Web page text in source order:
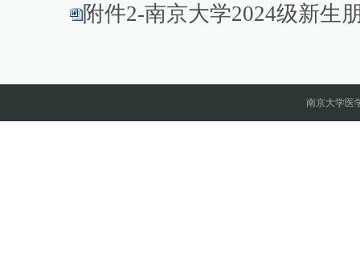
附件2-南京大学2024级新生
南京大学医